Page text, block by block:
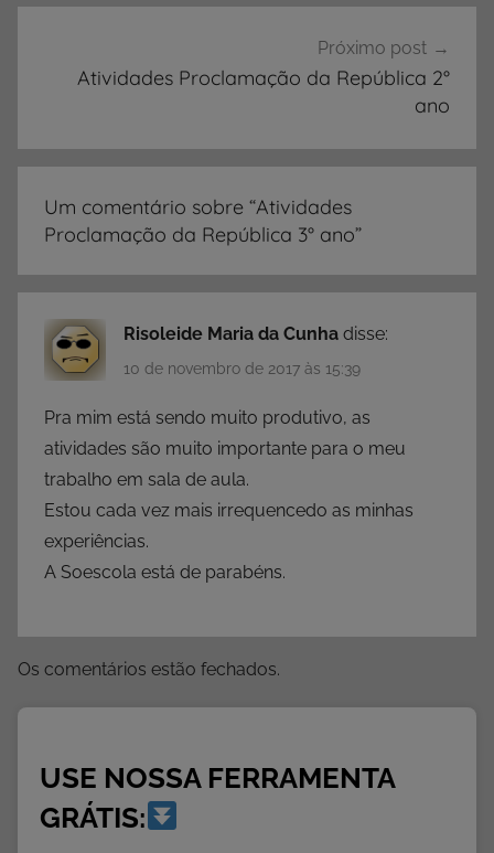
d
a
d
p
r
a
I
m
p
r
r
,
i
v
Próximo post
Atividades Proclamação da República 2°
ano
Um comentário sobre “Atividades
Proclamação da República 3° ano”
Risoleide Maria da Cunha disse:
10 de novembro de 2017 às 15:39
Pra mim está sendo muito produtivo, as
atividades são muito importante para o meu
trabalho em sala de aula.
Estou cada vez mais irrequencedo as minhas
experiências.
A Soescola está de parabéns.
Os comentários estão fechados.
USE NOSSA FERRAMENTA
GRÁTIS: